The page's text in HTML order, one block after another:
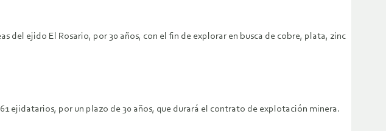
del ejido El Rosario, por 30 años, con el fin de explorar en busca de cobre, plata, zinc
por un plazo de 30 años, que durará el contrato de explotación minera.